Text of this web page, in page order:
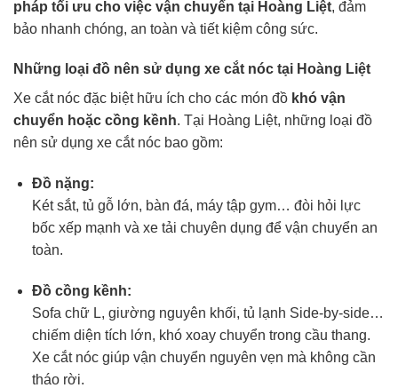
pháp tối ưu cho việc vận chuyển tại Hoàng Liệt, đảm
bảo nhanh chóng, an toàn và tiết kiệm công sức.
Những loại đồ nên sử dụng xe cắt nóc tại Hoàng Liệt
Xe cắt nóc đặc biệt hữu ích cho các món đồ khó vận
chuyển hoặc cồng kềnh. Tại Hoàng Liệt, những loại đồ
nên sử dụng xe cắt nóc bao gồm:
Đồ nặng:
Két sắt, tủ gỗ lớn, bàn đá, máy tập gym… đòi hỏi lực
bốc xếp mạnh và xe tải chuyên dụng để vận chuyển an
toàn.
Đồ cồng kềnh:
Sofa chữ L, giường nguyên khối, tủ lạnh Side-by-side…
chiếm diện tích lớn, khó xoay chuyển trong cầu thang.
Xe cắt nóc giúp vận chuyển nguyên vẹn mà không cần
tháo rời.